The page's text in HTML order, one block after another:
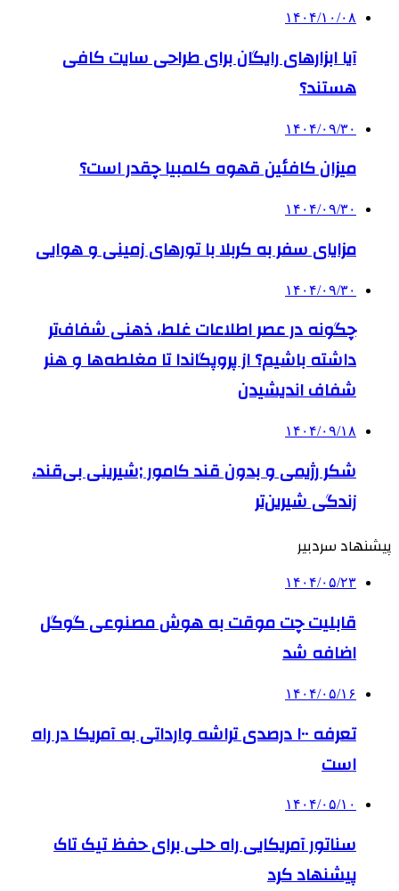
۱۴۰۴/۱۰/۰۸
آیا ابزارهای رایگان برای طراحی سایت کافی
هستند؟
۱۴۰۴/۰۹/۳۰
میزان کافئین قهوه کلمبیا چقدر است؟
۱۴۰۴/۰۹/۳۰
مزایای سفر به کربلا با تورهای زمینی و هوایی
۱۴۰۴/۰۹/۳۰
چگونه در عصر اطلاعات غلط، ذهنی شفاف‌تر
داشته باشیم؟ از پروپگاندا تا مغلطه‌ها و هنر
شفاف اندیشیدن
۱۴۰۴/۰۹/۱۸
شکر رژیمی و بدون قند کامور ;شیرینی بی‌قند،
زندگی شیرین‌تر
پیشنهاد سردبیر
۱۴۰۴/۰۵/۲۳
قابلیت چت موقت به هوش مصنوعی گوگل
اضافه شد
۱۴۰۴/۰۵/۱۶
تعرفه ۱۰۰ درصدی تراشه وارداتی به آمریکا در راه
است
۱۴۰۴/۰۵/۱۰
سناتور آمریکایی راه حلی برای حفظ تیک تاک
پیشنهاد کرد